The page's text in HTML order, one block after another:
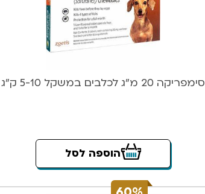
סימפריקה 20 מ”ג לכלבים במשקל 5-10 ק”ג
הוספה לסל